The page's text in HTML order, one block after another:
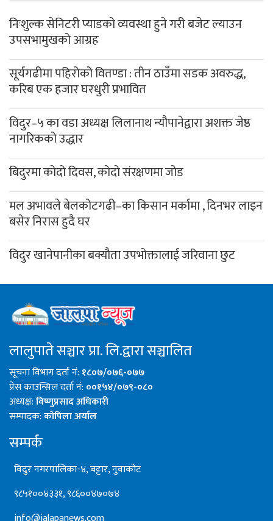
निःशुल्क सेनिटरी प्याडको व्यवस्था हुने गरी बजेट ल्याउन
उपसभामुखको आग्रह
सूर्यगढीमा पहिरोको वितण्डा : तीन ठाउँमा सडक अवरुद्ध,
करिब एक हजार घरधुरी प्रभावित
विदुर–५ का वडा अध्यक्ष लिलानाथ न्यौपानेद्वारा अशक्त जेष्ठ
नागरिकको उद्धार
बिदुरमा कोदो दिवस, कोदो संरक्षणमा जोड
मल अभावले बेलकोटगढी–का किसान मर्कामा , दिनभर लाइन
बसेर निरास हुदै घर
विदुर खानेपानीका बक्यौता उपभोक्तालाई जरिवाना छुट
लालुपाते सञ्चार प्रा. लि.द्वारा सञ्चालित
सूचना विभाग दर्ता नं: १८०७/०७६-०७७
प्रेस काउन्सिल दर्ता नं: ००१५४/०७९-०८०
अध्यक्ष:विष्णुप्रसाद अधिकारी
सम्पादक:कोपिला अर्याल
सम्पर्क
विदुर नगरपालिका-४, बट्टार, नुवाकोट
९८५१००४३३१, ९८६००४७०७४